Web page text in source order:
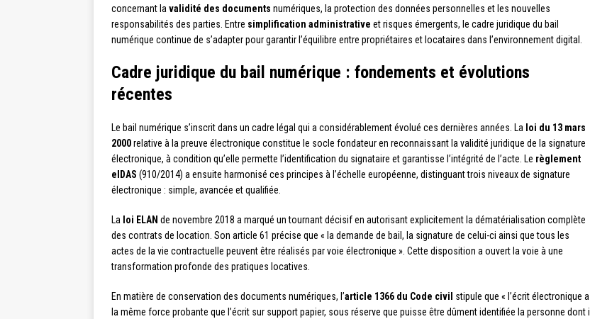
concernant la validité des documents numériques, la protection des données personnelles et les nouvelles
responsabilités des parties. Entre simplification administrative et risques émergents, le cadre juridique du bail
numérique continue de s’adapter pour garantir l’équilibre entre propriétaires et locataires dans l’environnement digital.
Cadre juridique du bail numérique : fondements et évolutions
récentes
Le bail numérique s’inscrit dans un cadre légal qui a considérablement évolué ces dernières années. La loi du 13 mars
2000relative à la preuve électronique constitue le socle fondateur en reconnaissant la validité juridique de la signature
électronique, à condition qu’elle permette l’identification du signataire et garantisse l’intégrité de l’acte. Le règlement
eIDAS (910/2014) a ensuite harmonisé ces principes à l’échelle européenne, distinguant trois niveaux de signature
électronique : simple, avancée et qualifiée.
La loi ELAN de novembre 2018 a marqué un tournant décisif en autorisant explicitement la dématérialisation complète
des contrats de location. Son article 61 précise que « la demande de bail, la signature de celui-ci ainsi que tous les
actes de la vie contractuelle peuvent être réalisés par voie électronique ». Cette disposition a ouvert la voie à une
transformation profonde des pratiques locatives.
En matière de conservation des documents numériques, l’article 1366 du Code civil stipule que « l’écrit électronique a
la même force probante que l’écrit sur support papier, sous réserve que puisse être dûment identifiée la personne dont il